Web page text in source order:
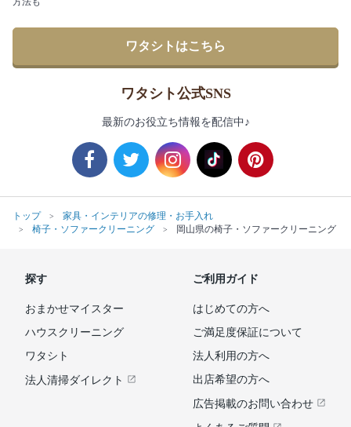
ワタシトはこちら
ワタシト公式SNS
最新のお役立ち情報を配信中♪
トップ
家具・インテリアの修理・お手入れ
椅子・ソファークリーニング
岡山県の椅子・ソファークリーニング
探す
おまかせマイスター
ハウスクリーニング
ワタシト
法人清掃ダイレクト
ご利用ガイド
はじめての方へ
ご満足度保証について
法人利用の方へ
出店希望の方へ
広告掲載のお問い合わせ